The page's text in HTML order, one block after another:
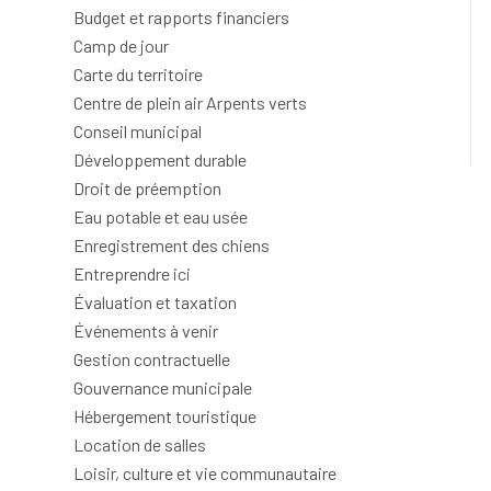
Budget et rapports financiers
Camp de jour
Carte du territoire
Centre de plein air Arpents verts
Conseil municipal
Développement durable
Droit de préemption
Eau potable et eau usée
Enregistrement des chiens
Entreprendre ici
Évaluation et taxation
Événements à venir
Gestion contractuelle
Gouvernance municipale
Hébergement touristique
Location de salles
Loisir, culture et vie communautaire